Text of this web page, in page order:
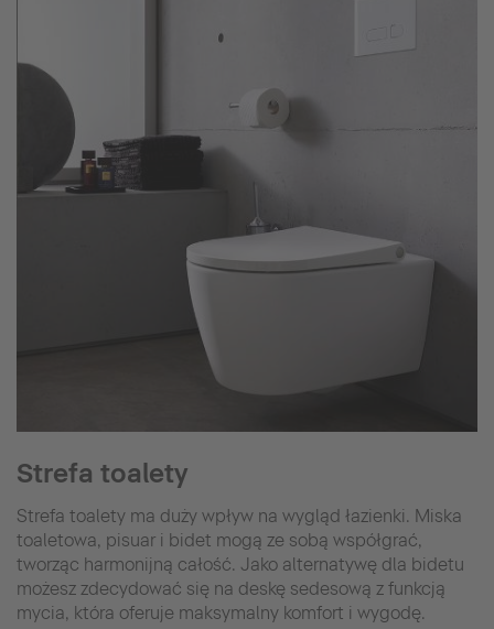
Strefa toalety
Strefa toalety ma duży wpływ na wygląd łazienki. Miska
toaletowa, pisuar i bidet mogą ze sobą współgrać,
tworząc harmonijną całość. Jako alternatywę dla bidetu
możesz zdecydować się na deskę sedesową z funkcją
mycia, która oferuje maksymalny komfort i wygodę.